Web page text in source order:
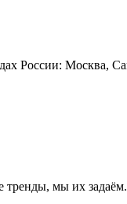
России: Москва,
мы их